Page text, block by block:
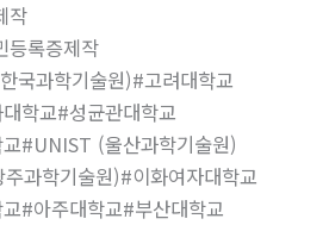
작
등록증제작
국과학기술원)#고려대학교
학교#성균관대학교
#UNIST (울산과학기술원)
과학기술원)#이화여자대학교
#아주대학교#부산대학교